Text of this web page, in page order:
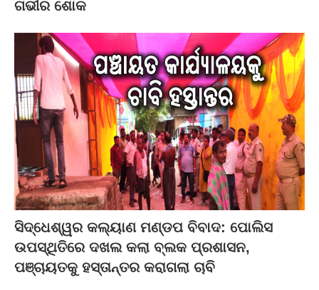
ଗଭୀର ଶୋକ
ସିଦ୍ଧେଶ୍ୱର କଲ୍ୟାଣ ମଣ୍ଡପ ବିବାଦ: ପୋଲିସ
ଉପସ୍ଥିତିରେ ଦଖଲ କଲା ବ୍ଲକ ପ୍ରଶାସନ,
ପଞ୍ଚାୟତକୁ ହସ୍ତାନ୍ତର କରାଗଲା ଚାବି